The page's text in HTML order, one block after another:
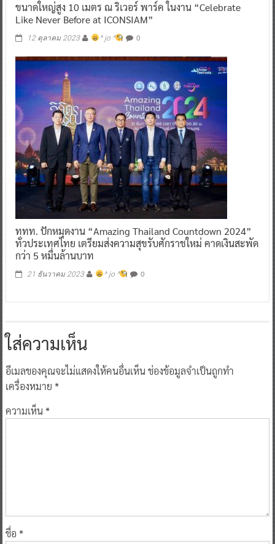
ไอคอนสยาม ร่วมกับ ฮ่องกงดิสนีย์แลนด์รีสอร์ท เปิดตัว โอลาฟ
ขนาดใหญ่สูง 10 เมตร ณ ริเวอร์ พาร์ค ในงาน “Celebrate
Like Never Before at ICONSIAM”
12 ตุลาคม 2023 ^ jo ^ 0
ททท. ปักหมุดงาน “Amazing Thailand Countdown 2024”
ทั่วประเทศไทย เตรียมส่งความสุขรับศักราชใหม่ คาดเงินสะพัด
กว่า 5 หมื่นล้านบาท
21 ธันวาคม 2023 ^ jo ^ 0
ใส่ความเห็น
เครื่องหมาย